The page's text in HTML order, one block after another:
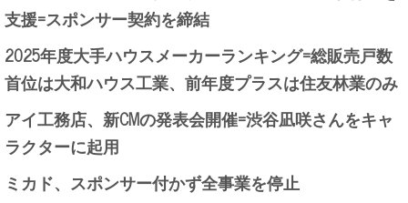
支援=スポンサー契約を締結
2025年度大手ハウスメーカーランキング=総販売戸数
首位は大和ハウス工業、前年度プラスは住友林業のみ
アイ工務店、新CMの発表会開催=渋谷凪咲さんをキャ
ラクターに起用
ミカド、スポンサー付かず全事業を停止